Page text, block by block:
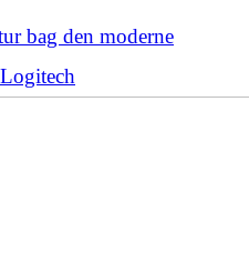
bag den moderne